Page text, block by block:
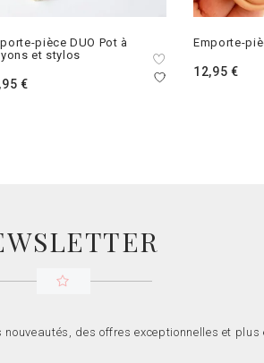
pièce DUO Pot à
et stylos
€
Emporte-
12,95 €
des offres exceptionnelles et plus